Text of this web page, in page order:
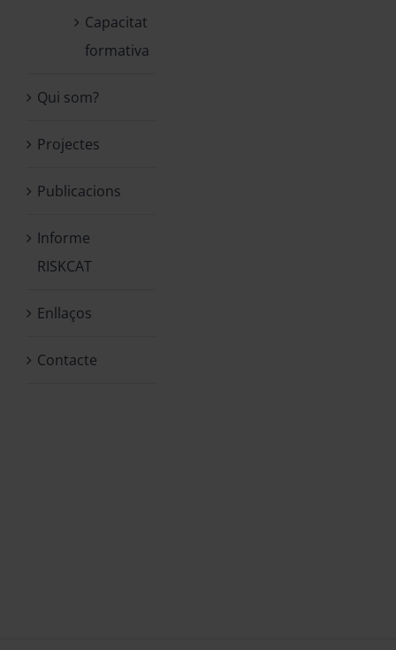
Capacitat
formativa
Qui som?
Projectes
Publicacions
Informe
RISKCAT
Enllaços
Contacte